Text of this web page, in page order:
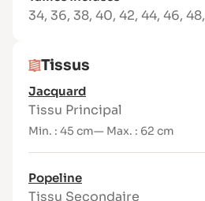
L’Œil Fauve n°3 – été
Thermocollant
Taille 1 : 45 cm ou
(hauteur) x 47 cm
Taille 3 : 45 cm ou
34, 36, 38, 40, 42, 44, 46, 48,
Tissus
Jacquard
Tissu Principal
Min. : 45 cm— Max. : 62 cm
Popeline
Tissu Secondaire